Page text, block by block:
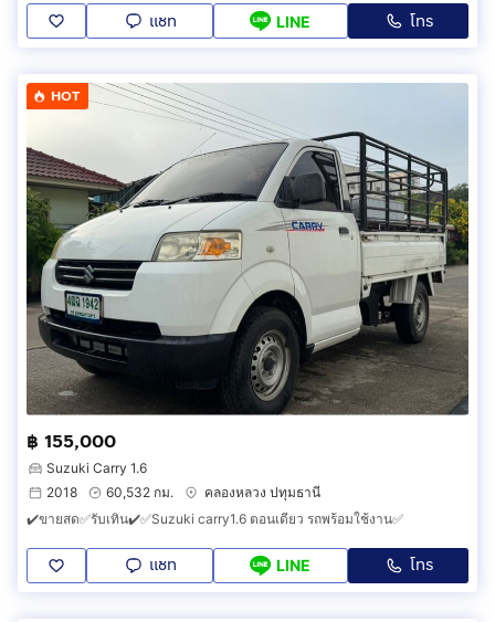
แชท LINE โทร
HOT
฿ 155,000
Suzuki Carry 1.6
2018
60,532 กม.
คลองหลวง ปทุมธานี
✔️ขายสด✅รับเทิน✔️✅Suzuki carry1.6 ตอนเดียว รถพร้อมใช้งาน✅
แชท LINE โทร